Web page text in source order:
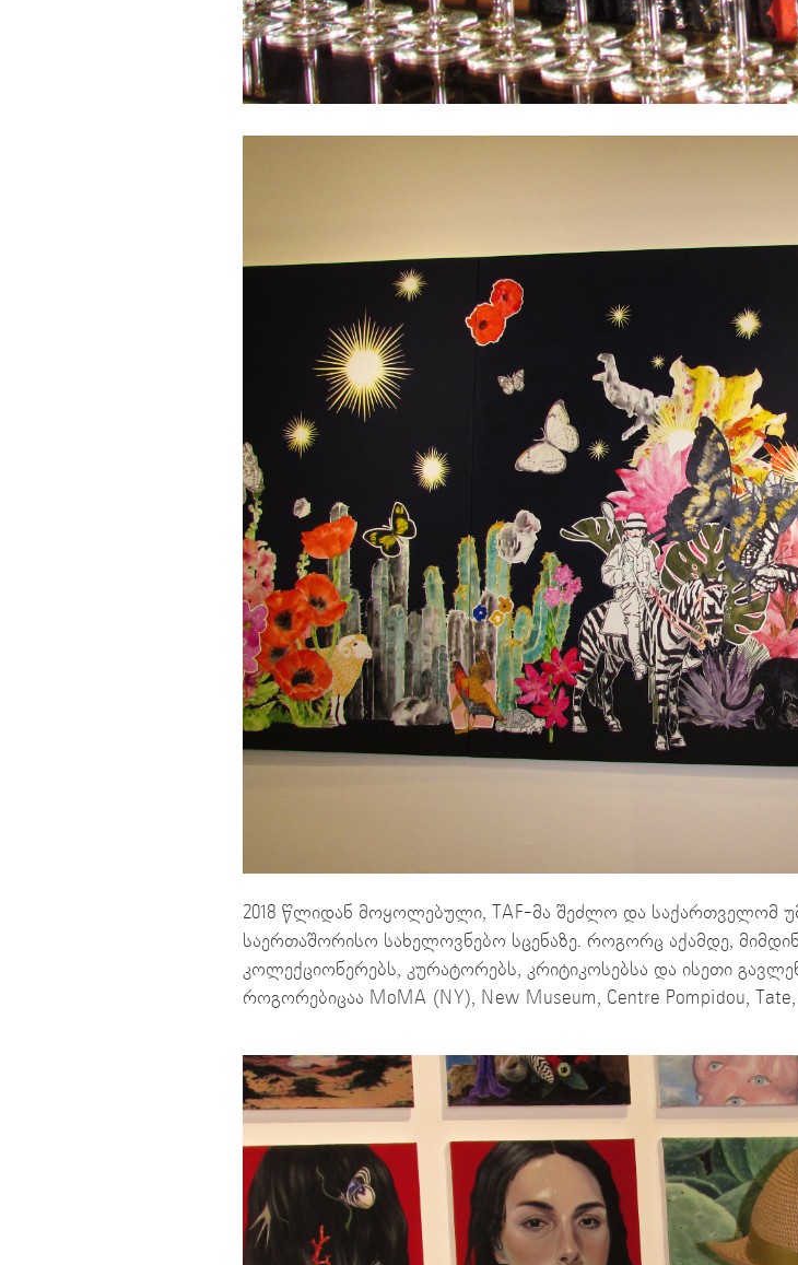
2018 წლიდან მოყოლებული, TAF-მა შეძლო და საქართველომ
საერთაშორისო სახელოვნებო სცენაზე. როგორც აქამდე,
კოლექციონერებს, კურატორებს, კრიტიკოსებსა და ისეთი
როგორებიცაა MoMA (NY), New Museum, Centre Pompidou, Tate,